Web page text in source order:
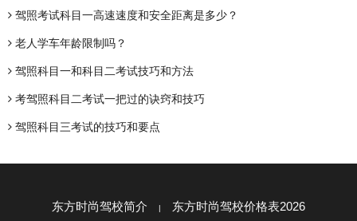
驾照考试科目一高速速度和安全距离是多少？
老人学车年龄限制吗？
驾照科目一和科目二考试技巧和方法
考驾照科目二考试一把过的诀窍和技巧
驾照科目三考试的技巧和要点
东方时尚驾校简介 东方时尚驾校价格表2026